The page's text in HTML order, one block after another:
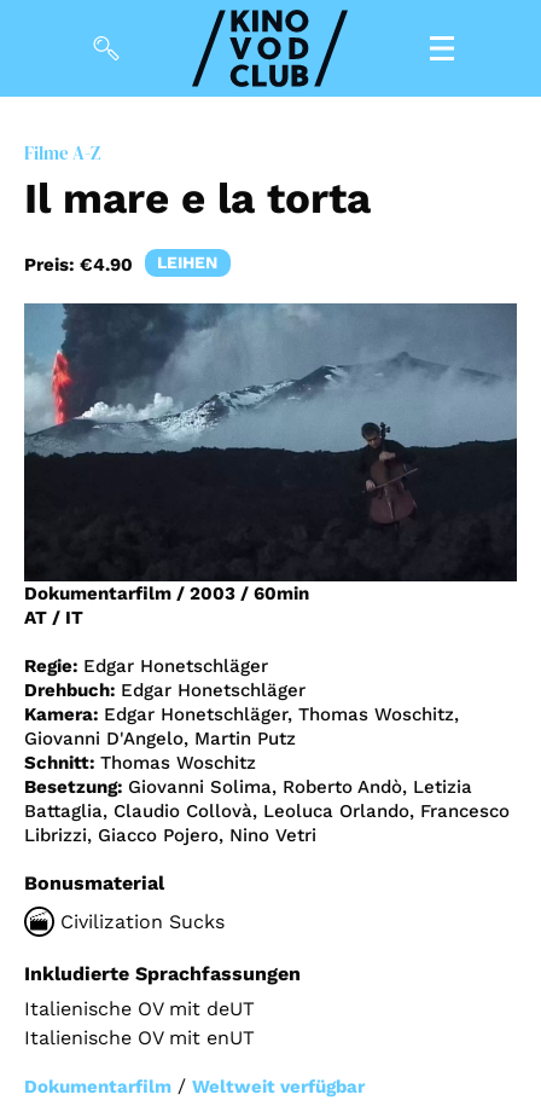
Magazin
Kuratierungen
Events
So geht’s
Filmpakete
Suche
Filme A-Z
Il mare e la torta
Preis: €4.90 LEIHEN
Dokumentarfilm / 2003 / 60min
AT / IT
Regie: Edgar Honetschläger
Drehbuch: Edgar Honetschläger
Kamera: Edgar Honetschläger, Thomas Woschitz,
Giovanni D'Angelo, Martin Putz
Schnitt: Thomas Woschitz
Besetzung: Giovanni Solima, Roberto Andò, Letizia
Battaglia, Claudio Collovà, Leoluca Orlando, Francesco
Librizzi, Giacco Pojero, Nino Vetri
Bonusmaterial
Civilization Sucks
Inkludierte Sprachfassungen
Italienische OV mit deUT
Italienische OV mit enUT
Dokumentarfilm / Weltweit verfügbar